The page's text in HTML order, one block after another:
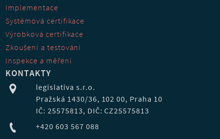
Implementace
Systémová certifikace
Výrobková certifikace
Zkoušení a testování
Inspekce a měření
KONTAKTY
legislativa s.r.o.
Pražská 1430/36, 102 00, Praha 10
IČ: 25575813, DIČ: CZ25575813
+420 603 567 088